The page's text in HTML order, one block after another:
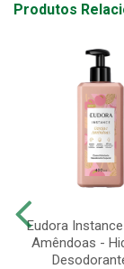
Produtos
Eudora
Amêndoas -